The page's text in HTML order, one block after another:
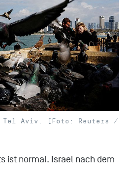
Aviv. (Foto: Reuters /
ist normal. Israel nach dem